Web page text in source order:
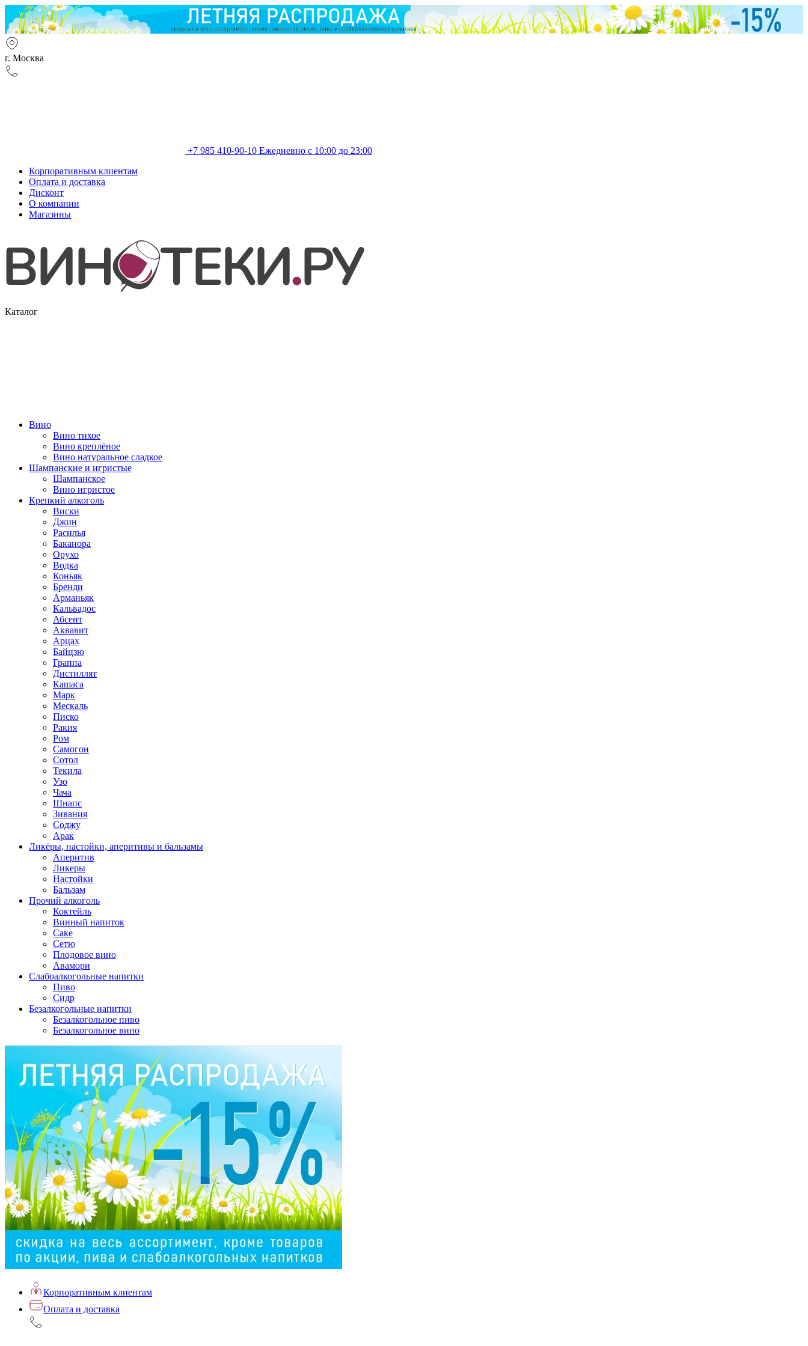
г. Москва
+7 985 410-90-10 Ежедневно с 10:00 до 23:00
Корпоративным клиентам
Оплата и доставка
Дисконт
О компании
Магазины
Каталог
Вино
Вино тихое
Вино креплёное
Вино натуральное сладкое
Шампанские и игристые
Шампанское
Вино игристое
Крепкий алкоголь
Виски
Джин
Расилья
Баканора
Орухо
Водка
Коньяк
Бренди
Арманьяк
Кальвадос
Абсент
Аквавит
Арцах
Байцзю
Граппа
Дистиллят
Кашаса
Марк
Мескаль
Писко
Ракия
Ром
Самогон
Сотол
Текила
Узо
Чача
Шнапс
Зивания
Соджу
Арак
Ликёры, настойки, аперитивы и бальзамы
Аперитив
Ликеры
Настойки
Бальзам
Прочий алкоголь
Коктейль
Винный напиток
Саке
Сетю
Плодовое вино
Авамори
Слабоалкогольные напитки
Пиво
Сидр
Безалкогольные напитки
Безалкогольное пиво
Безалкогольное вино
Корпоративным клиентам
Оплата и доставка